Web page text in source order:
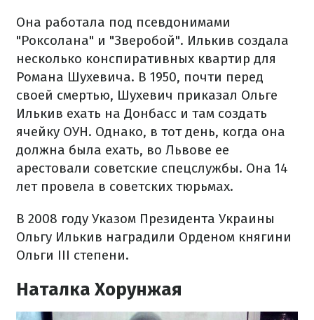
Она работала под псевдонимами
"Роксолана" и "Зверобой". Илькив создала
несколько конспиративных квартир для
Романа Шухевича. В 1950, почти перед
своей смертью, Шухевич приказал Ольге
Илькив ехать на Донбасс и там создать
ячейку ОУН. Однако, в тот день, когда она
должна была ехать, во Львове ее
арестовали советские спецслужбы. Она 14
лет провела в советских тюрьмах.
В 2008 году Указом Президента Украины
Ольгу Илькив наградили Орденом княгини
Ольги III степени.
Наталка Хорунжая